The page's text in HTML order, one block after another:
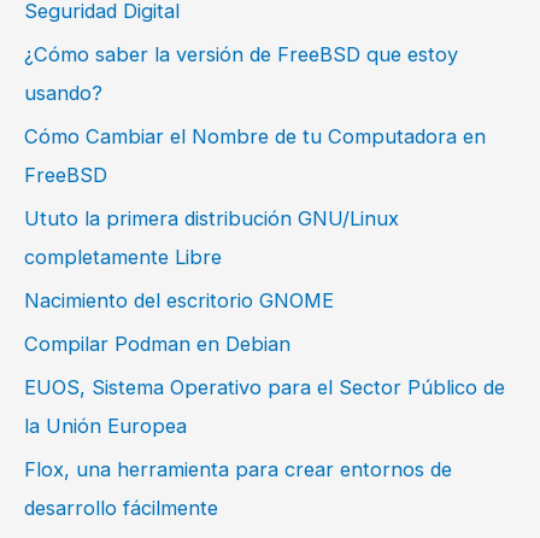
Seguridad Digital
¿Cómo saber la versión de FreeBSD que estoy
usando?
Cómo Cambiar el Nombre de tu Computadora en
FreeBSD
Ututo la primera distribución GNU/Linux
completamente Libre
Nacimiento del escritorio GNOME
Compilar Podman en Debian
EUOS, Sistema Operativo para el Sector Público de
la Unión Europea
Flox, una herramienta para crear entornos de
desarrollo fácilmente